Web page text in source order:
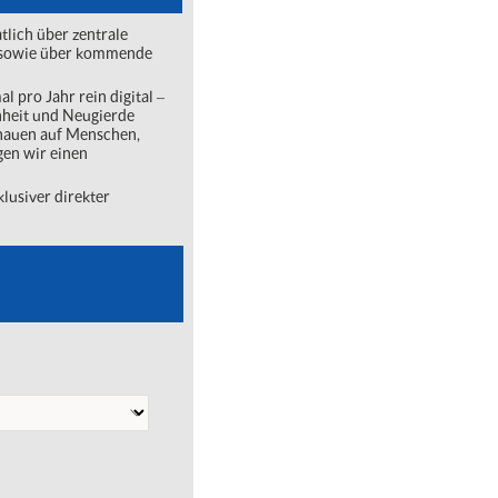
über zentrale
über kommende
pro Jahr rein digital ‒
und Neugierde
auf Menschen,
wir einen
direkter